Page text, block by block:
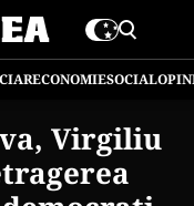
ECONOMIESOCIAL
Virgiliu